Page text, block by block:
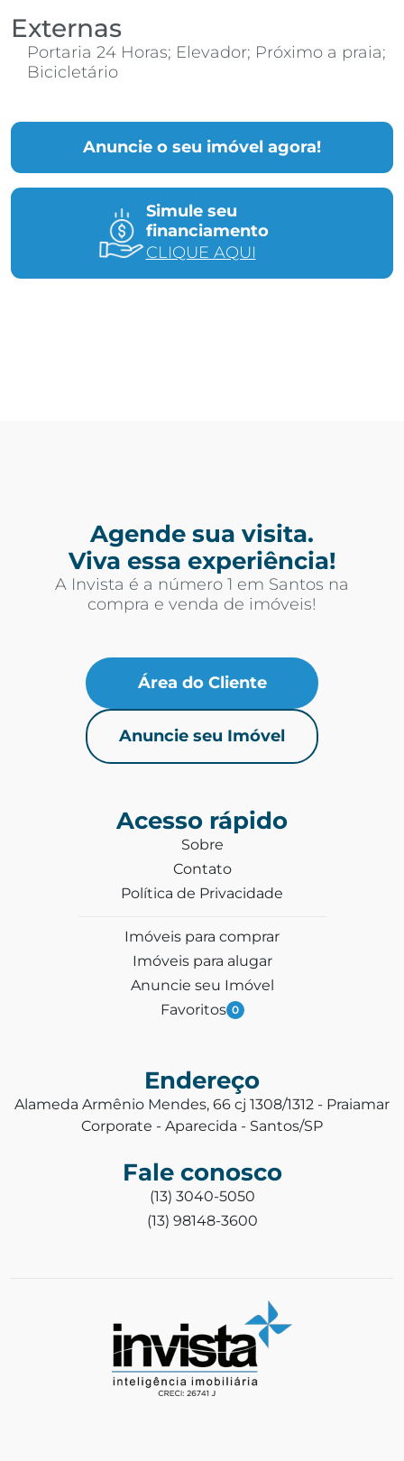
Anuncie o seu imóvel agora!
Simule seu
financiamento
CLIQUE AQUI
Externas
Portaria 24 Horas; Elevador; Próximo a praia;
Bicicletário
Agende sua visita.
Viva essa experiência!
A Invista é a número 1 em Santos na
compra e venda de imóveis!
Área do Cliente
Anuncie seu Imóvel
Acesso rápido
Sobre
Contato
Política de Privacidade
Imóveis para comprar
Imóveis para alugar
Anuncie seu Imóvel
Favoritos 0
Endereço
Alameda Armênio Mendes, 66 cj 1308/1312 - Praiamar
Corporate - Aparecida - Santos/SP
Fale conosco
(13) 3040-5050
(13) 98148-3600